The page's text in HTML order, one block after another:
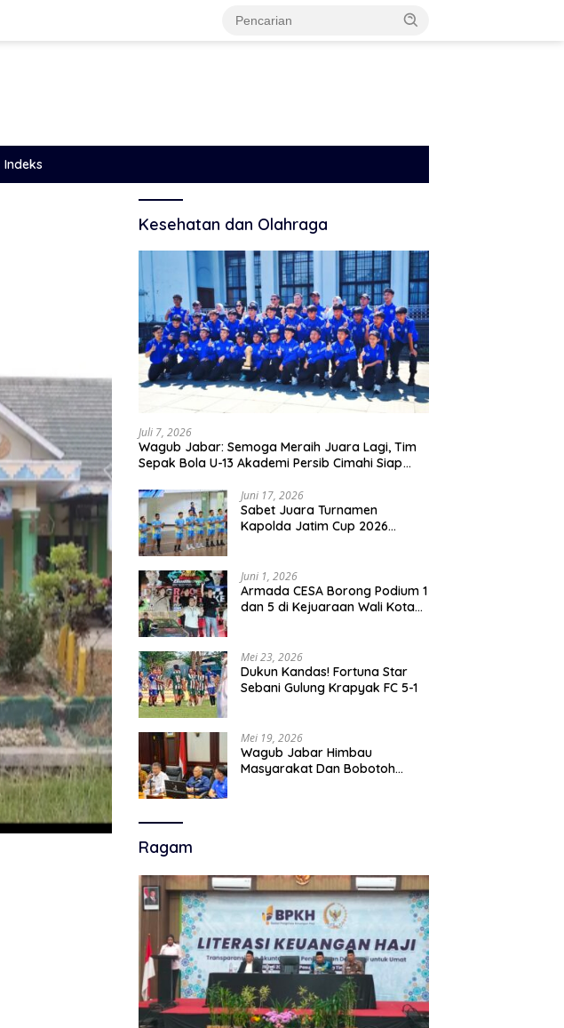
Indeks
Kesehatan dan Olahraga
Juli 7, 2026
Wagub Jabar: Semoga Meraih Juara Lagi, Tim
Sepak Bola U-13 Akademi Persib Cimahi Siap
Juni 17, 2026
Sabet Juara Turnamen
Kapolda Jatim Cup 2026
Membanggakan
Juni 1, 2026
Armada CESA Borong Podium 1
dan 5 di Kejuaraan Wali Kota
Mei 23, 2026
Dukun Kandas! Fortuna Star
Sebani Gulung Krapyak FC 5-1
Mei 19, 2026
Wagub Jabar Himbau
Masyarakat Dan Bobotoh
Ragam